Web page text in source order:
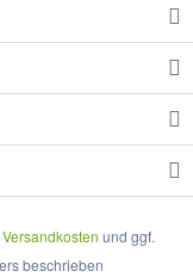
Versandkosten und ggf.
beschrieben